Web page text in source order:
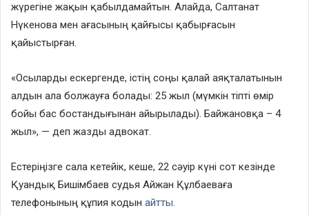
жүрегіне жақын қабылдамайтын. Алайда, Салтанат
Нүкенова мен ағасының қайғысы қабырғасын
қайыстырған.
«Осыларды ескергенде, істің соңы қалай аяқталатынын
алдын ала болжауға болады: 25 жыл (мүмкін тіпті өмір
бойы бас бостандығынан айырылады). Байжановқа – 4
жыл», — деп жазды адвокат.
Естеріңізге сала кетейік, кеше, 22 сәуір күні сот кезінде
Қуандық Бишімбаев судья Айжан Құлбаеваға
телефонының құпия кодын айтты.